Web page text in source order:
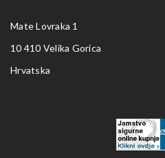
Mate Lovraka 1
10 410 Velika Gorica
Hrvatska